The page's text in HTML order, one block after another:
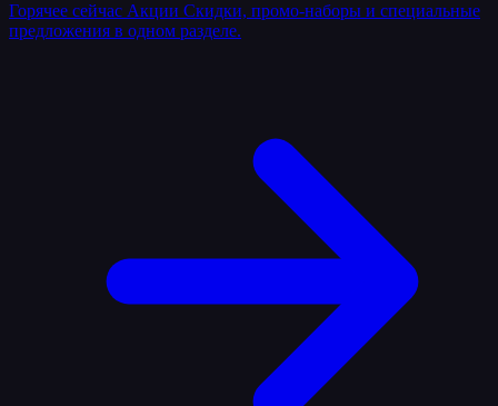
Горячее сейчас Акции Скидки, промо-наборы и специальные
предложения в одном разделе.